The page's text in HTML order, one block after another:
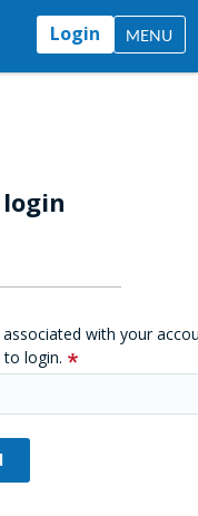
Login MENU
with your
login.